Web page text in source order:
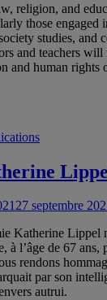
religion, and
those engaged
studies, and
and teachers
and human rights
27 septembre
Katherine Lippel
à l’âge de 67 ans,
rendons
par son
autrui.